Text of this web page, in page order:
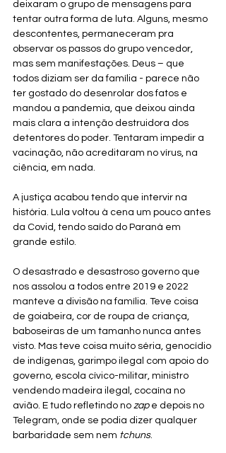
deixaram o grupo de mensagens para
tentar outra forma de luta. Alguns, mesmo
descontentes, permaneceram pra
observar os passos do grupo vencedor,
mas sem manifestações. Deus – que
todos diziam ser da família - parece não
ter gostado do desenrolar dos fatos e
mandou a pandemia, que deixou ainda
mais clara a intenção destruidora dos
detentores do poder. Tentaram impedir a
vacinação, não acreditaram no vírus, na
ciência, em nada.
A justiça acabou tendo que intervir na
história. Lula voltou à cena um pouco antes
da Covid, tendo saído do Paraná em
grande estilo.
O desastrado e desastroso governo que
nos assolou a todos entre 2019 e 2022
manteve a divisão na família. Teve coisa
de goiabeira, cor de roupa de criança,
baboseiras de um tamanho nunca antes
visto. Mas teve coisa muito séria, genocídio
de indígenas, garimpo ilegal com apoio do
governo, escola cívico-militar, ministro
vendendo madeira ilegal, cocaína no
avião. E tudo refletindo no zap e depois no
Telegram, onde se podia dizer qualquer
barbaridade sem nem tchuns.